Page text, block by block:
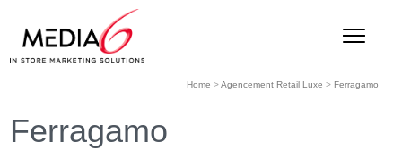
Home >Agencement Retail Luxe > Ferragamo
Ferragamo